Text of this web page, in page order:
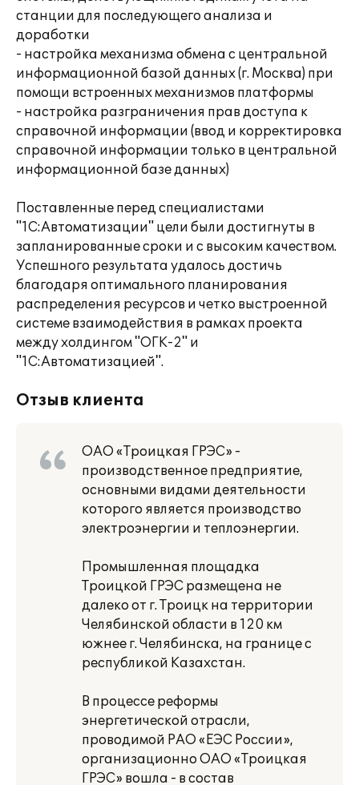
станции для последующего анализа и
доработки
- настройка механизма обмена с центральной
информационной базой данных (г. Москва) при
помощи встроенных механизмов платформы
- настройка разграничения прав доступа к
справочной информации (ввод и корректировка
справочной информации только в центральной
информационной базе данных)
Поставленные перед специалистами
"1С:Автоматизации" цели были достигнуты в
запланированные сроки и с высоким качеством.
Успешного результата удалось достичь
благодаря оптимального планирования
распределения ресурсов и четко выстроенной
системе взаимодействия в рамках проекта
между холдингом "ОГК-2" и
"1С:Автоматизацией".
Отзыв клиента
ОАО «Троицкая ГРЭС» -
производственное предприятие,
основными видами деятельности
которого является производство
электроэнергии и теплоэнергии.
Промышленная площадка
Троицкой ГРЭС размещена не
далеко от г. Троицк на территории
Челябинской области в 120 км
южнее г. Челябинска, на границе с
республикой Казахстан.
В процессе реформы
энергетической отрасли,
проводимой РАО «ЕЭС России»,
организационно ОАО «Троицкая
ГРЭС» вошла - в состав